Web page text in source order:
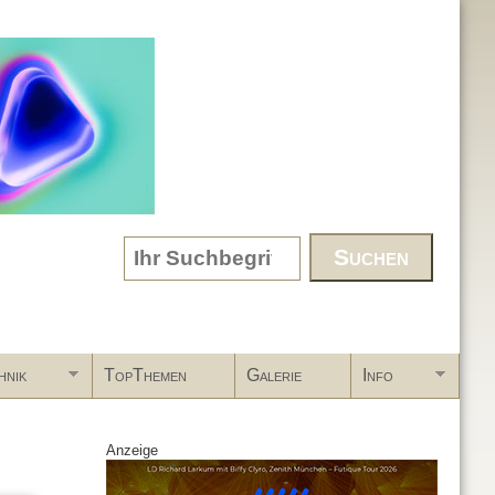
Search form
TopThemen Galerie Info
Anzeige